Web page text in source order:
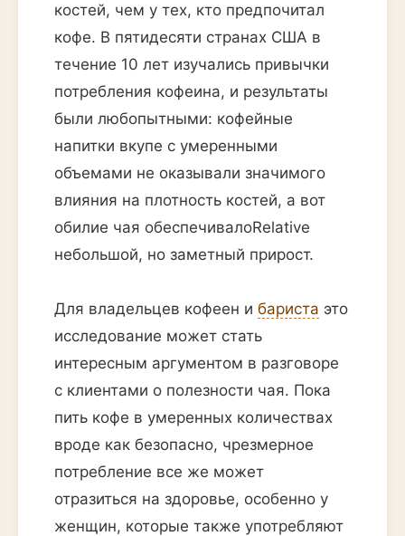
костей, чем у тех, кто предпочитал
кофе. В пятидесяти странах США в
течение 10 лет изучались привычки
потребления кофеина, и результаты
были любопытными: кофейные
напитки вкупе с умеренными
объемами не оказывали значимого
влияния на плотность костей, а вот
обилие чая обеспечивалоRelative
небольшой, но заметный прирост.
Для владельцев кофеен и бариста это
исследование может стать
интересным аргументом в разговоре
с клиентами о полезности чая. Пока
пить кофе в умеренных количествах
вроде как безопасно, чрезмерное
потребление все же может
отразиться на здоровье, особенно у
женщин, которые также употребляют